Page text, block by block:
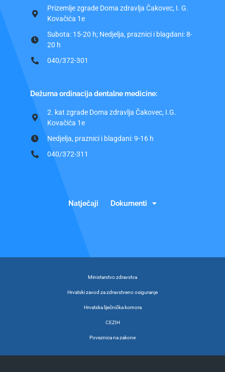
Prizemlje zgrade Doma zdravlja Čakovec, I. G.
Kovačića 1e
Subota: 15-20 h; Nedjelja, praznici i blagdani: 8-
20 h
040/372-301
Dežurna ordinacija dentalne medicine:
2. kat zgrade Doma zdravlja Čakovec, I.G.
Kovačića 1e
Nedjelja, praznici i blagdani: 9-16 h
040/372-311
Natječaji Dokumenti
Ministarstvo zdravstva
Hrvatski zavod za zdravstveno osiguranje
Hrvatska liječnička komora
CEZIH
Poveznica na zakone